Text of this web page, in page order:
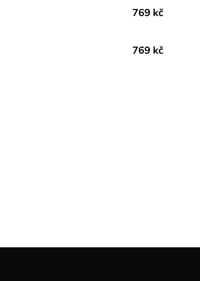
769 kč
769 kč